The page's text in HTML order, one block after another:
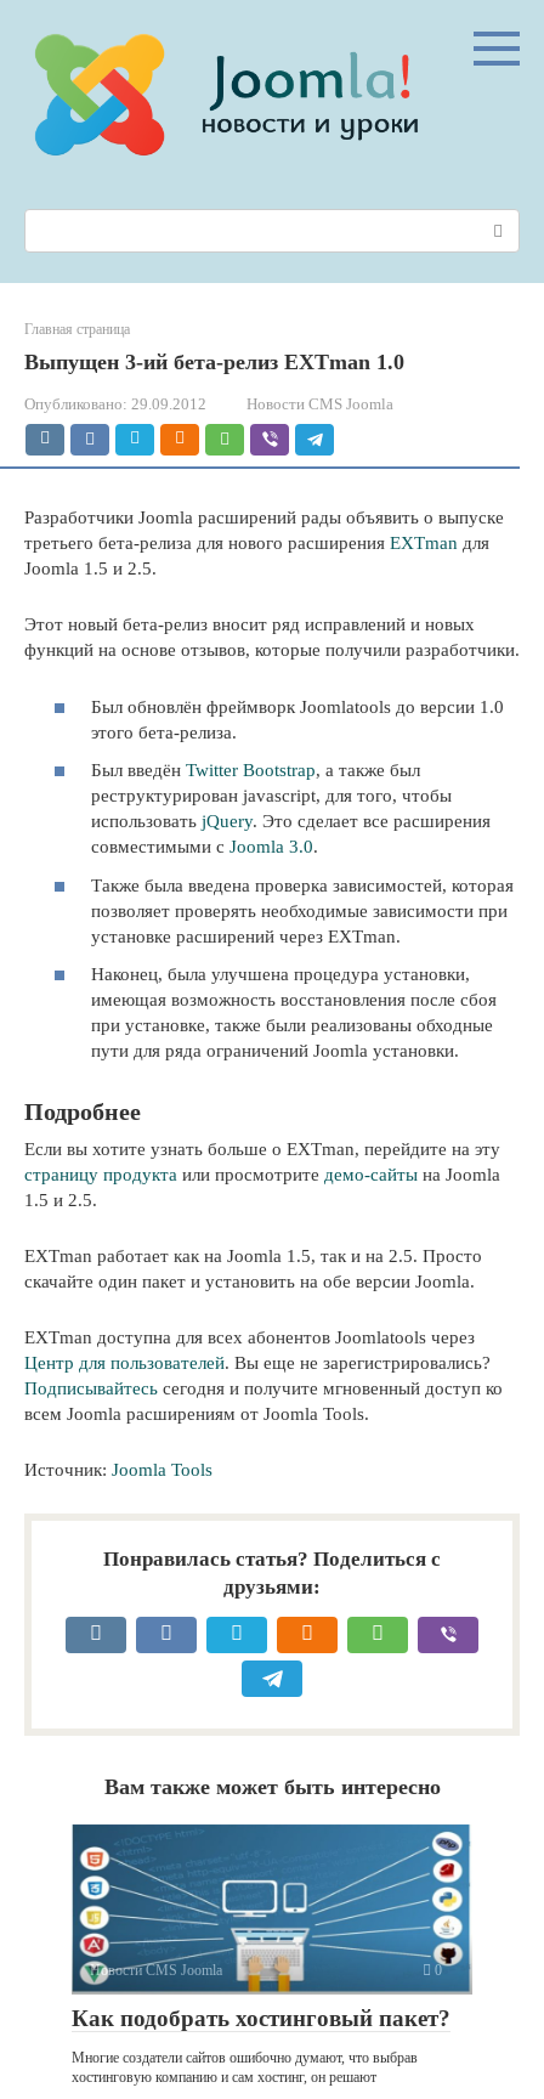
контенту
Главная страница
Выпущен 3-ий бета-релиз EXTman 1.0
Опубликовано: 29.09.2012 Новости CMS Joomla
Разработчики Joomla расширений рады объявить о выпуске
третьего бета-релиза для нового расширения EXTman для
Joomla 1.5 и 2.5.
Этот новый бета-релиз вносит ряд исправлений и новых
функций на основе отзывов, которые получили разработчики.
Был обновлён фреймворк Joomlatools до версии 1.0
этого бета-релиза.
Был введён Twitter Bootstrap, а также был
реструктурирован javascript, для того, чтобы
использовать jQuery. Это сделает все расширения
совместимыми с Joomla 3.0.
Также была введена проверка зависимостей, которая
позволяет проверять необходимые зависимости при
установке расширений через EXTman.
Наконец, была улучшена процедура установки,
имеющая возможность восстановления после сбоя
при установке, также были реализованы обходные
пути для ряда ограничений Joomla установки.
Подробнее
Если вы хотите узнать больше о EXTman, перейдите на эту
страницу продукта или просмотрите демо-сайты на Joomla
1.5 и 2.5.
EXTman работает как на Joomla 1.5, так и на 2.5. Просто
скачайте один пакет и установить на обе версии Joomla.
EXTman доступна для всех абонентов Joomlatools через
Центр для пользователей. Вы еще не зарегистрировались?
Подписывайтесь сегодня и получите мгновенный доступ ко
всем Joomla расширениям от Joomla Tools.
Источник: Joomla Tools
Понравилась статья? Поделиться с
друзьями:
Вам также может быть интересно
Новости CMS Joomla 0
Как подобрать хостинговый пакет?
Многие создатели сайтов ошибочно думают, что выбрав
хостинговую компанию и сам хостинг, он решают